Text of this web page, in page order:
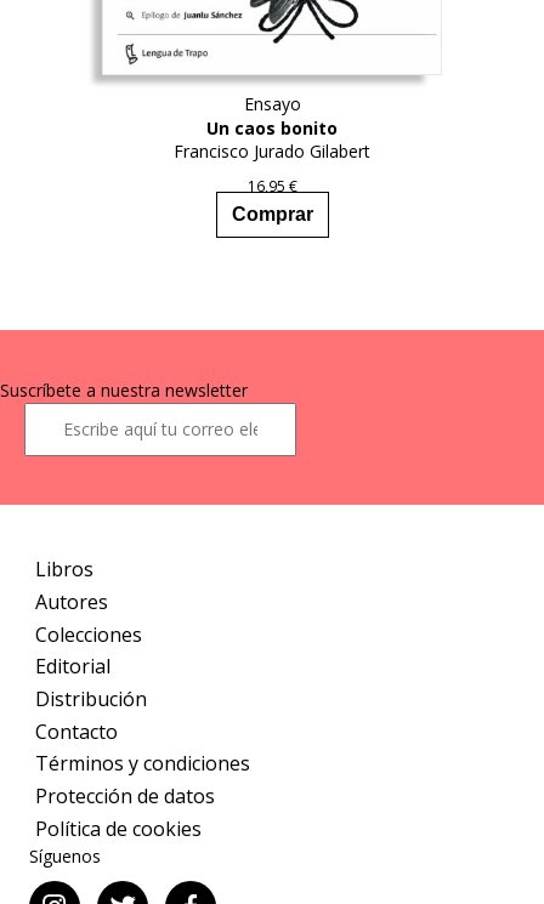
Ensayo
Un caos bonito
Francisco Jurado Gilabert
16,95€
Comprar
Suscríbete a nuestra newsletter
Libros
Autores
Colecciones
Editorial
Distribución
Contacto
Términos y condiciones
Protección de datos
Política de cookies
Síguenos